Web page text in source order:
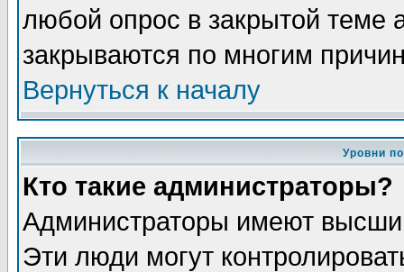
любой опрос в закрытой теме
закрываются по многим
Вернуться к началу
Уровни
Кто такие администраторы?
Администраторы имеют
Эти люди могут